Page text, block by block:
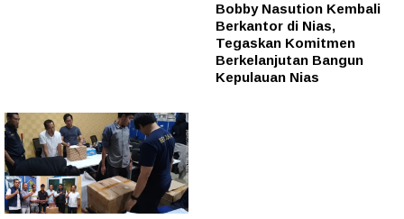
Bobby Nasution Kembali
Berkantor di Nias,
Tegaskan Komitmen
Berkelanjutan Bangun
Kepulauan Nias